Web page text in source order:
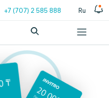
+7 (707) 2 585 888 Ru